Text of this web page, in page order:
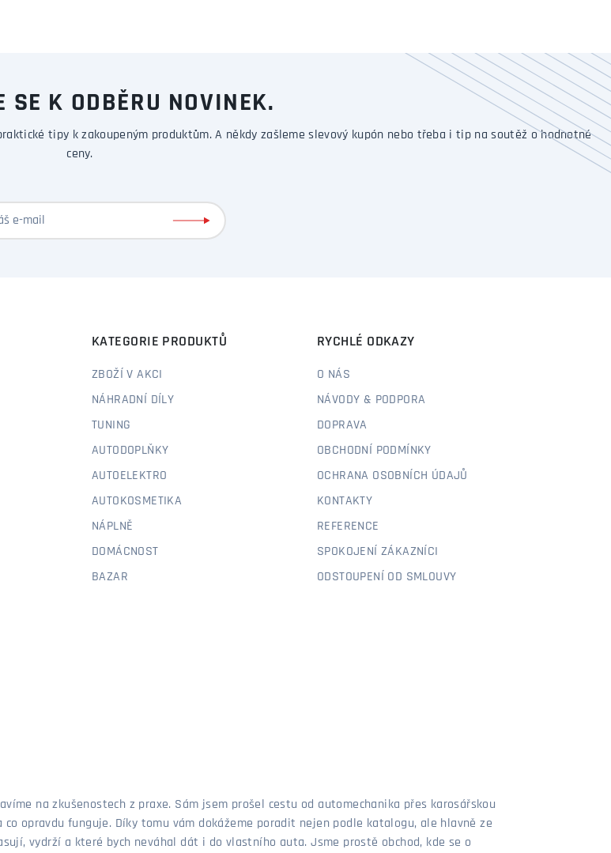
SE K ODBĚRU NOVINEK.
tipy k zakoupeným produktům. A někdy zašleme slevový kupón nebo třeba i tip na soutěž o hodnotné
ceny.
KATEGORIE PRODUKTŮ
ZBOŽÍ V AKCI
NÁHRADNÍ DÍLY
TUNING
AUTODOPLŇKY
AUTOELEKTRO
AUTOKOSMETIKA
NÁPLNĚ
DOMÁCNOST
BAZAR
RYCHLÉ ODKAZY
O NÁS
NÁVODY & PODPORA
DOPRAVA
OBCHODNÍ PODMÍNKY
OCHRANA OSOBNÍCH ÚDAJŮ
KONTAKTY
REFERENCE
SPOKOJENÍ ZÁKAZNÍCI
ODSTOUPENÍ OD SMLOUVY
na zkušenostech z praxe. Sám jsem prošel cestu od automechanika přes karosářskou
opravdu funguje. Díky tomu vám dokážeme poradit nejen podle katalogu, ale hlavně ze
vydrží a které bych neváhal dát i do vlastního auta. Jsme prostě obchod, kde se o